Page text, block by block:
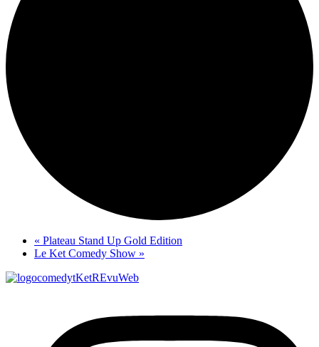
« Plateau Stand Up Gold Edition
Le Ket Comedy Show »